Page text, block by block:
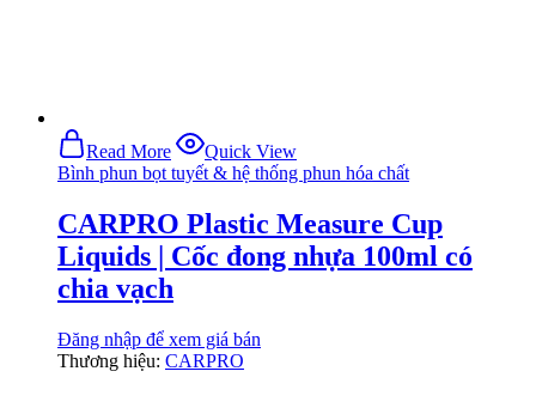
Read More
Quick View
Bình phun bọt tuyết & hệ thống phun hóa chất
CARPRO Plastic Measure Cup
Liquids | Cốc đong nhựa 100ml có
chia vạch
Đăng nhập để xem giá bán
Thương hiệu: CARPRO